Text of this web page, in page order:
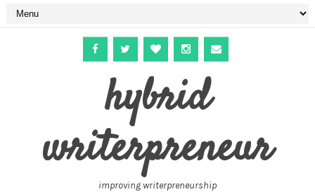
hybrid
writerpreneur
improving writerpreneurship